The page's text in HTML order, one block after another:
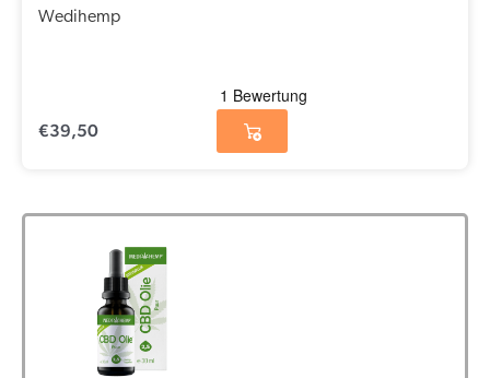
Wedihemp
€39,50